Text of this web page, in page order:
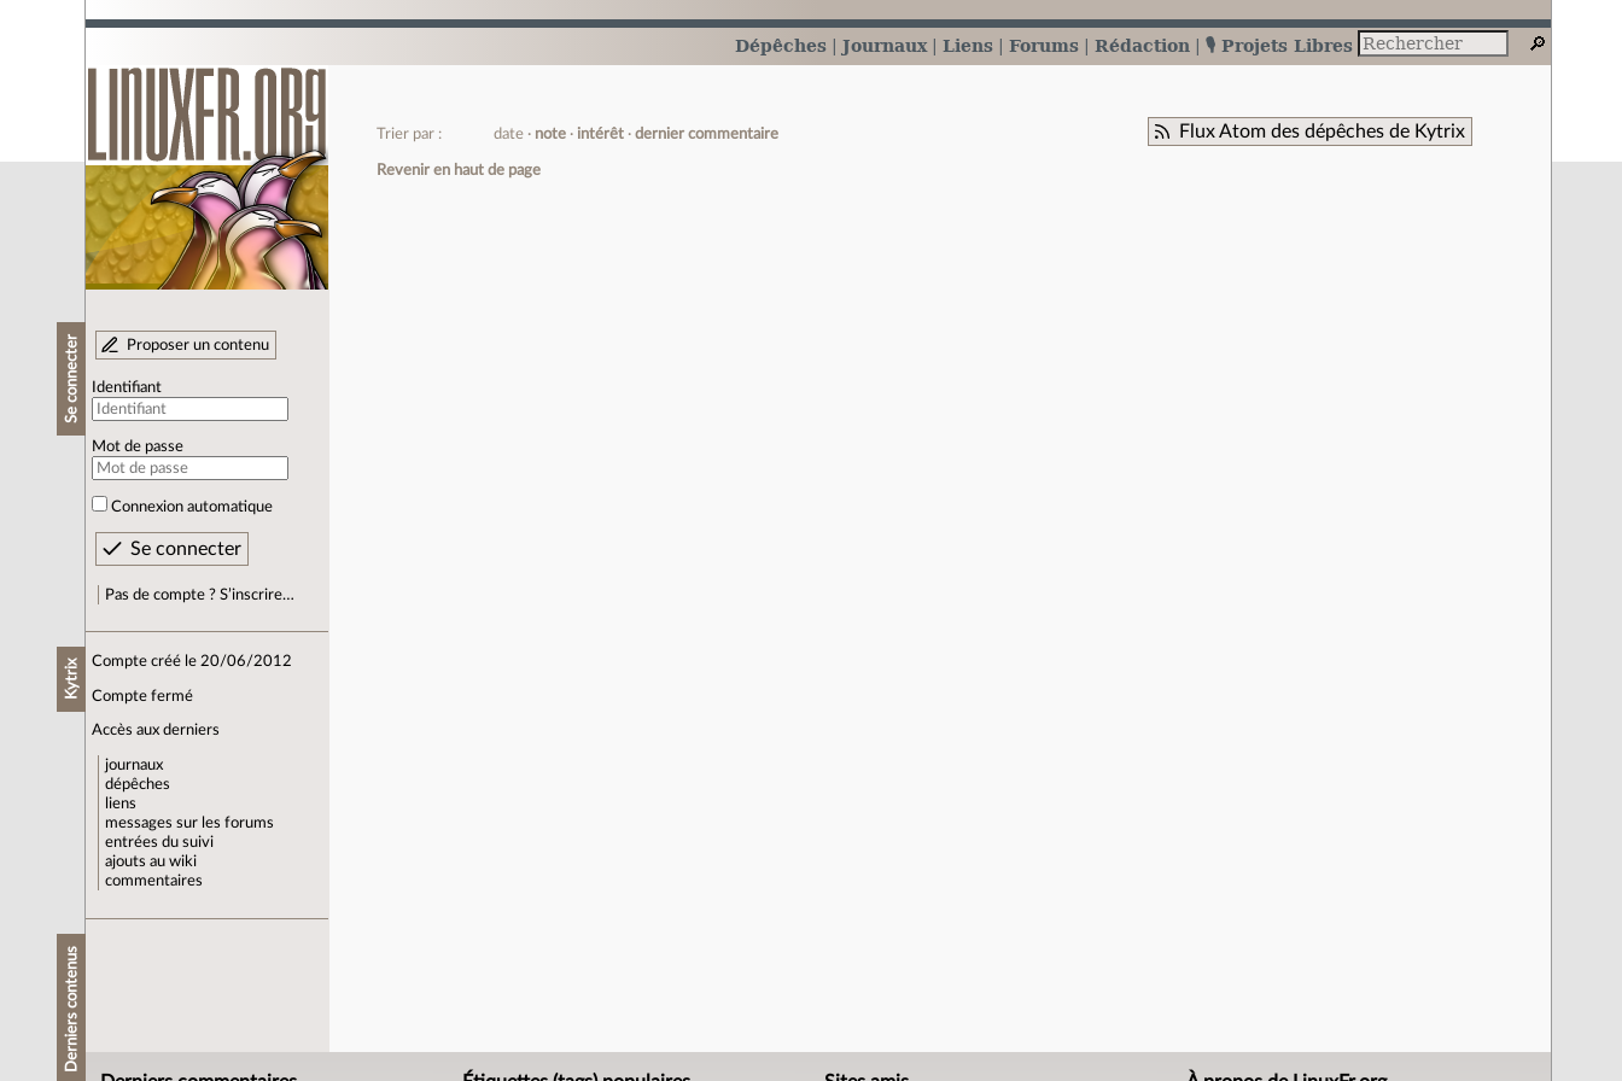
Dépêches Journaux Liens Forums Rédaction 🎙️ Projets Libres
Se connecter Proposer un contenu
Identifiant
Mot de passe
Connexion automatique
Pas de compte ? S’inscrire…
Kytrix Compte créé le 20/06/2012
Compte fermé
Accès aux derniers
journaux
dépêches
liens
messages sur les forums
entrées du suivi
ajouts au wiki
commentaires
Derniers contenus
Flux Atom des dépêches de Kytrix
Trier par : date note intérêt dernier commentaire
Revenir en haut de page